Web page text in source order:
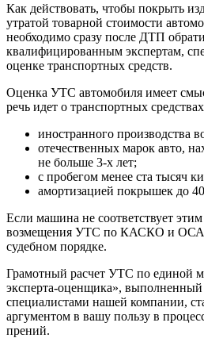
Как действовать, чтобы покрыть
утратой товарной стоимости
необходимо сразу после ДТП
квалифицированным экспертам,
оценке транспортных средств.
Оценка УТС автомобиля имеет
речь идет о транспортных
иностранного производства
отечественных марок авто,
не больше 3-х лет;
с пробегом менее ста тысяч
амортизацией покрышек до
Если машина не соответствует
возмещения УТС по КАСКО и
судебном порядке.
Грамотный расчет УТС по единой
эксперта-оценщика»,
специалистами нашей компании,
аргументом в вашу пользу в
прений.